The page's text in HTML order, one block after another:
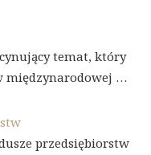
temat, który
międzynarodowej …
przedsiębiorstw